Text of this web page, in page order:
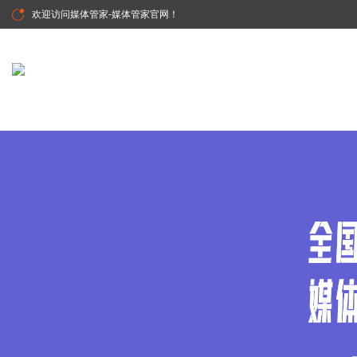
欢迎访问媒体管家-媒体管家官网 ！